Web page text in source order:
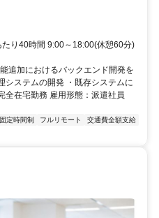
り40時間 9:00～18:00(休憩60分)
追加におけるバックエンド開発を
システムの開発 ・既存システムに
全在宅勤務 雇用形態：派遣社員
固定時間制 フルリモート
交通費全額支給